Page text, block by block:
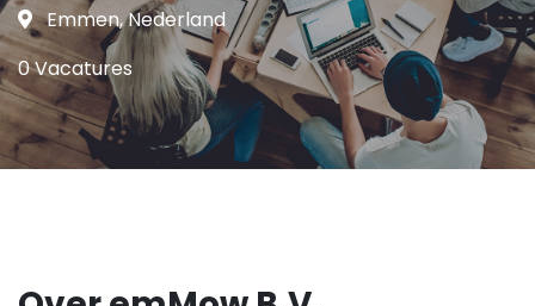
Emmen, Nederland
0 Vacatures